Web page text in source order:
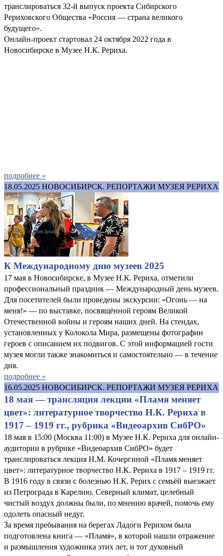
транслироваться 32-й выпуск проекта Сибирского
Рериховского Общества «Россия — страна великого
будущего».
Онлайн-проект стартовал 24 октября 2022 года в
Новосибирске в Музее Н.К. Рериха.
подробнее »
18.05.2025 НОВОСИБИРСК. РЕПОРТАЖИ МУЗЕЯ РЕРИХА
К Международному дню музеев 2025
17 мая в Новосибирске, в Музее Н.К. Рериха, отметили
профессиональный праздник — Международный день музеев.
Для посетителей были проведены экскурсии: «Огонь — на
меня!» — по выставке, посвящённой героям Великой
Отечественной войны и героям наших дней. На стендах,
установленных у Колокола Мира, размещены фотографии
героев с описанием их подвигов. С этой информацией гости
музея могли также знакомиться и самостоятельно — в течение
дня.
подробнее »
16.05.2025 НОВОСИБИРСК. РЕПОРТАЖИ МУЗЕЯ РЕРИХА
18 мая — трансляция лекции «Пламя меняет
цвет»: литературное творчество Н.К. Рериха в
1917 – 1919 гг., рубрика «Видеоархив СибРО»
18 мая в 15:00 (Москва 11:00) в Музее Н.К. Рериха для онлайн-
аудитории в рубрике «Видеоархив СибРО» будет
транслироваться лекция Н.М. Кочергиной «Пламя меняет
цвет»: литературное творчество Н.К. Рериха в 1917 – 1919 гг.
В 1916 году в связи с болезнью Н.К. Рерих с семьёй выезжает
из Петрограда в Карелию. Северный климат, целебный
чистый воздух должны были, по мнению врачей, помочь ему
одолеть опасный недуг.
За время пребывания на берегах Ладоги Рерихом была
подготовлена книга — «Пламя», в которой нашли отражение
и размышления художника этих лет, и тот духовный